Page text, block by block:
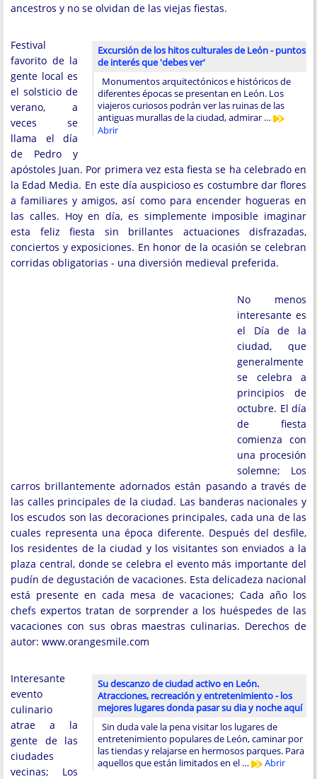
ancestros y no se olvidan de las viejas fiestas.
Excursión de los hitos culturales de León - puntos
de interés que 'debes ver'
Monumentos arquitectónicos e históricos de
diferentes épocas se presentan en León. Los
viajeros curiosos podrán ver las ruinas de las
antiguas murallas de la ciudad, admirar …
Abrir
Festival
favorito de la
gente local es
el solsticio de
verano, a
veces se
llama el día
de Pedro y
apóstoles Juan. Por primera vez esta fiesta se ha celebrado en
la Edad Media. En este día auspicioso es costumbre dar flores
a familiares y amigos, así como para encender hogueras en
las calles. Hoy en día, es simplemente imposible imaginar
esta feliz fiesta sin brillantes actuaciones disfrazadas,
conciertos y exposiciones. En honor de la ocasión se celebran
corridas obligatorias - una diversión medieval preferida.
No menos
interesante es
el Día de la
ciudad, que
generalmente
se celebra a
principios de
octubre. El día
de fiesta
comienza con
una procesión
solemne; Los
carros brillantemente adornados están pasando a través de
las calles principales de la ciudad. Las banderas nacionales y
los escudos son las decoraciones principales, cada una de las
cuales representa una época diferente. Después del desfile,
los residentes de la ciudad y los visitantes son enviados a la
plaza central, donde se celebra el evento más importante del
pudín de degustación de vacaciones. Esta delicadeza nacional
está presente en cada mesa de vacaciones; Cada año los
chefs expertos tratan de sorprender a los huéspedes de las
vacaciones con sus obras maestras culinarias. Derechos de
autor: www.orangesmile.com
Su descanzo de ciudad activo en León.
Atracciones, recreación y entretenimiento - los
mejores lugares donda pasar su dia y noche aquí
Sin duda vale la pena visitar los lugares de
entretenimiento populares de León, caminar por
las tiendas y relajarse en hermosos parques. Para
aquellos que están limitados en el …
Abrir
Interesante
evento
culinario
atrae a la
gente de las
ciudades
vecinas; Los